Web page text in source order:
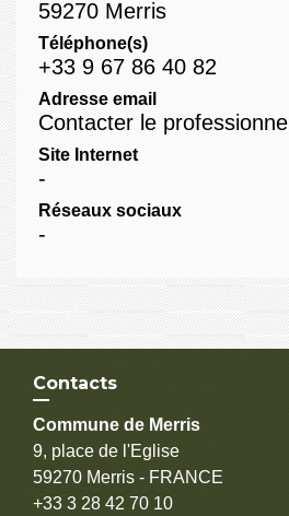
59270 Merris
Téléphone(s)
+33 9 67 86 40 82
Adresse email
Contacter le professionnel
Site Internet
-
Réseaux sociaux
-
Contacts
Commune de Merris
9, place de l'Eglise
59270 Merris - FRANCE
+33 3 28 42 70 10